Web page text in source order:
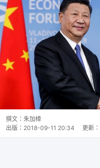
撰文： 朱加樟
出版： 2018-09-11 20:34 更新：